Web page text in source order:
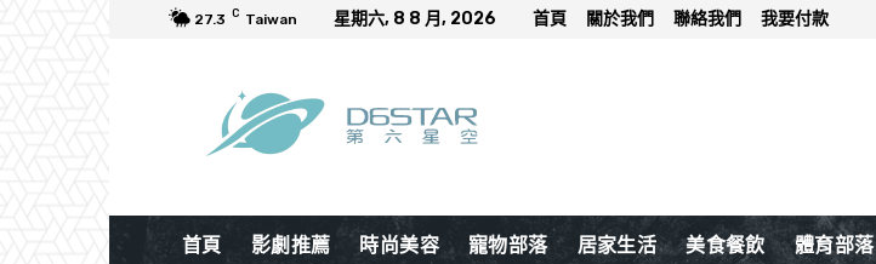
27.3 C Taiwan 星期六, 8 8 月, 2026 首頁 關於我們 聯絡我們 我要付款
首頁 影劇推薦 時尚美容 寵物部落 居家生活 美食餐飲 體育部落